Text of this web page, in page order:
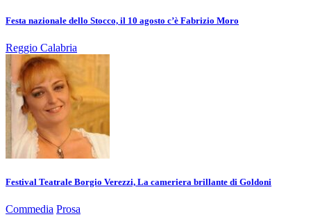
Festa nazionale dello Stocco, il 10 agosto c’è Fabrizio Moro
Reggio Calabria
Festival Teatrale Borgio Verezzi, La cameriera brillante di Goldoni
Commedia Prosa